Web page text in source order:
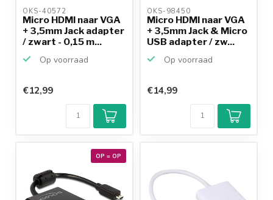
OKS-40572
Micro HDMI naar VGA
+ 3,5mm Jack adapter
/ zwart - 0,15 m...
Op voorraad
€12,99
OKS-98450
Micro HDMI naar VGA
+ 3,5mm Jack & Micro
USB adapter / zw...
Op voorraad
€14,99
OP = OP